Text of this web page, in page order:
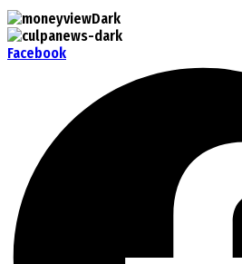
Facebook